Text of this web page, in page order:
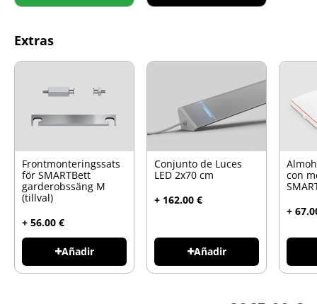
Extras
Frontmonteringssats
för SMARTBett
garderobssäng M
(tillval)
+ 56.00 €
Añadir
Conjunto de Luces
LED 2x70 cm
+ 162.00 €
Añadir
con
+